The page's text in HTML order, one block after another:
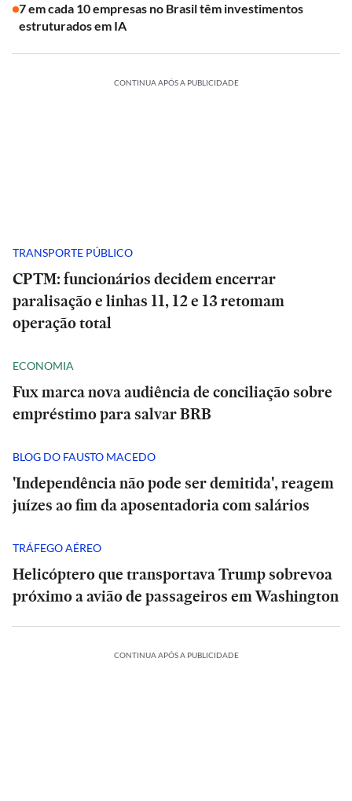
7 em cada 10 empresas no Brasil têm investimentos
estruturados em IA
CONTINUA APÓS A PUBLICIDADE
TRANSPORTE PÚBLICO
CPTM: funcionários decidem encerrar
paralisação e linhas 11, 12 e 13 retomam
operação total
ECONOMIA
Fux marca nova audiência de conciliação sobre
empréstimo para salvar BRB
BLOG DO FAUSTO MACEDO
'Independência não pode ser demitida', reagem
juízes ao fim da aposentadoria com salários
TRÁFEGO AÉREO
Helicóptero que transportava Trump sobrevoa
próximo a avião de passageiros em Washington
CONTINUA APÓS A PUBLICIDADE